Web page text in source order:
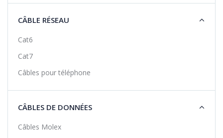
CÂBLE RÉSEAU
Cat6
Cat7
Câbles pour téléphone
CÂBLES DE DONNÉES
Câbles Molex